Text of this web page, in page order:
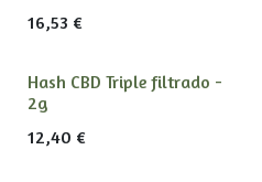
16,53 €
Hash CBD Triple filtrado -
2g
12,40 €